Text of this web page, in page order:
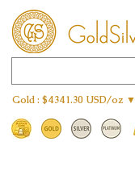
Gold : $4341.30 USD/oz ▼